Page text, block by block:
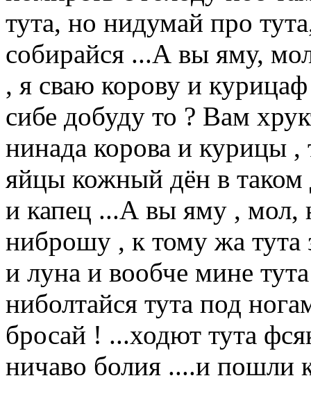
тута, но нидумай про
собирайся ...А вы яму,
, я сваю корову и
сибе добуду то ? Вам
нинада корова и курицы ,
яйцы кожный дён в
и капец ...А вы яму , мол,
ниброшу , к тому жа тута
и луна и вообче мине
ниболтайся тута под
бросай ! ...ходют тута
ничаво болия ....и пошли